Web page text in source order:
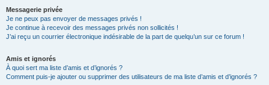
Messagerie privée
Je ne peux pas envoyer de messages privés !
Je continue à recevoir des messages privés non sollicités !
J’ai reçu un courrier électronique indésirable de la part de quelqu’un sur ce forum !
Amis et ignorés
À quoi sert ma liste d’amis et d’ignorés ?
Comment puis-je ajouter ou supprimer des utilisateurs de ma liste d’amis et d’ignorés ?